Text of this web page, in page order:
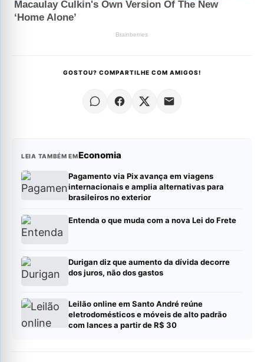
GOSTOU? COMPARTILHE COM AMIGOS!
LEIA TAMBÉM EMEconomia
Pagamento via Pix avança em viagens
internacionais e amplia alternativas para
brasileiros no exterior
Entenda o que muda com a nova Lei do Frete
Durigan diz que aumento da dívida decorre
dos juros, não dos gastos
Leilão online em Santo André reúne
eletrodomésticos e móveis de alto padrão
com lances a partir de R$ 30